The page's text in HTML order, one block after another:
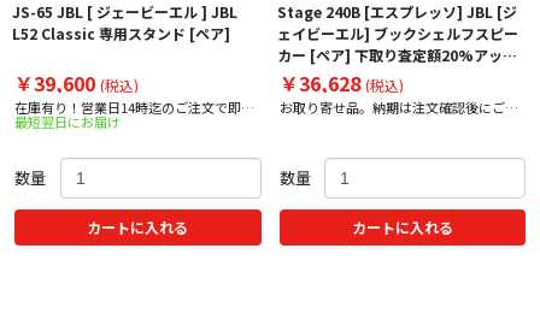
JS-65 JBL [ ジェービーエル ] JBL
L52 Classic 専用スタンド [ペア]
￥39,600 (税込)
在庫有り！営業日14時迄のご注文で即日
出荷！
最短翌日にお届け
数量
カートに入れる
Stage 240B [エスプレッソ] JBL [ジ
ェイビーエル] ブックシェルフスピー
カー [ペア] 下取り査定額20%アップ
実施中！
￥36,628(税込)
お取り寄せ品。納期は注文確認後にご案
数量
カートに入れる